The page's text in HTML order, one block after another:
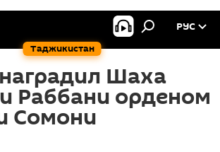
Таджикистан
РУС
Шаха
Раббани орденом
Сомони